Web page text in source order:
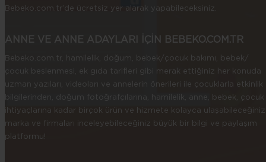
Bebeko.com.tr’de ücretsiz yer alarak yapabileceksiniz.
ANNE VE ANNE ADAYLARI İÇİN BEBEKO.COM.TR
Bebeko.com.tr, hamilelik, doğum, bebek/çocuk bakımı, bebek/
çocuk beslenmesi, ek gıda tarifleri gibi merak ettiğiniz her konuda
uzman yazıları, videoları ve annelerin önerileri ile çocuklarla etkinlik
bilgilerinden, doğum fotoğrafçılarına, hamilelik, anne, bebek, çocuk
ihtiyaçlarına kadar birçok ürün ve hizmete kolayca ulaşabileceğiniz
marka ve firmaları inceleyebileceğiniz büyük bir bilgi ve paylaşım
platformu!